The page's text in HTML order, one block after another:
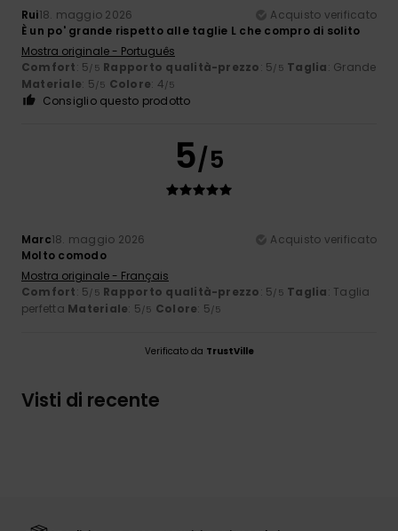
Rui18. maggio 2026
Acquisto verificato
È un po' grande rispetto alle taglie L che compro di solito
Mostra originale - Português
Comfort: 5/5 Rapporto qualità-prezzo: 5/5 Taglia: Grande
Materiale: 5/5 Colore: 4/5
Consiglio questo prodotto
5/5
Marc18. maggio 2026
Acquisto verificato
Molto comodo
Mostra originale - Français
Comfort: 5/5 Rapporto qualità-prezzo: 5/5 Taglia: Taglia
perfetta Materiale: 5/5 Colore: 5/5
Verificato da TrustVille
Visti di recente